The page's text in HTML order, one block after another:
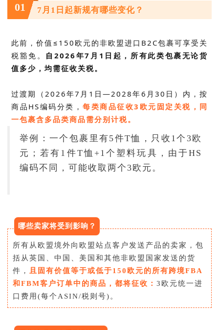
01 7月1日起新规有哪些变化？
此前，价值≤150欧元的非欧盟进口B2C包裹可享受关
税豁免。 自2026年7月1日起，所有此类包裹无论货
值多少，均需征收关税。
过渡期（2026年7月1日—2028年6月30日）内，按
商品 HS编码分类， 每类商品征收3欧元固定关税，同
一包裹含多品类商品需分别计税。
举例：一个包裹里有5件T恤，只收1个3欧
元；若有1件T恤+1个塑料玩具，由于HS
编码不同，可能收取两个3欧元。
哪些卖家将受到影响？
所有从欧盟境外向欧盟站点客户发送产品的卖家，包
括从英国、中国、美国和其他非欧盟国家发送的货
件，
且固有价值等于或低于150欧元的所有跨境FBA
和 FBM客户订单中的商品，都将征收： 3欧元统一进
口费用(每个ASIN/税则号)。